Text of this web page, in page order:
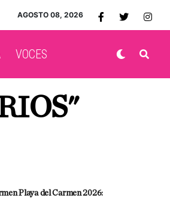
AGOSTO 08, 2026
VOCES
Playa del Carmen 2026: